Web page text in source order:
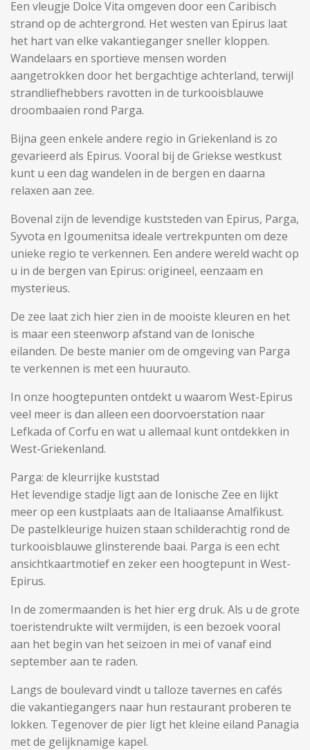
Een vleugje Dolce Vita omgeven door een Caribisch
strand op de achtergrond. Het westen van Epirus laat
het hart van elke vakantieganger sneller kloppen.
Wandelaars en sportieve mensen worden
aangetrokken door het bergachtige achterland, terwijl
strandliefhebbers ravotten in de turkooisblauwe
droombaaien rond Parga.
Bijna geen enkele andere regio in Griekenland is zo
gevarieerd als Epirus. Vooral bij de Griekse westkust
kunt u een dag wandelen in de bergen en daarna
relaxen aan zee.
Bovenal zijn de levendige kuststeden van Epirus, Parga,
Syvota en Igoumenitsa ideale vertrekpunten om deze
unieke regio te verkennen. Een andere wereld wacht op
u in de bergen van Epirus: origineel, eenzaam en
mysterieus.
De zee laat zich hier zien in de mooiste kleuren en het
is maar een steenworp afstand van de Ionische
eilanden. De beste manier om de omgeving van Parga
te verkennen is met een huurauto.
In onze hoogtepunten ontdekt u waarom West-Epirus
veel meer is dan alleen een doorvoerstation naar
Lefkada of Corfu en wat u allemaal kunt ontdekken in
West-Griekenland.
Parga: de kleurrijke kuststad
Het levendige stadje ligt aan de Ionische Zee en lijkt
meer op een kustplaats aan de Italiaanse Amalfikust.
De pastelkleurige huizen staan ​​schilderachtig rond de
turkooisblauwe glinsterende baai. Parga is een echt
ansichtkaartmotief en zeker een hoogtepunt in West-
Epirus.
In de zomermaanden is het hier erg druk. Als u de grote
toeristendrukte wilt vermijden, is een bezoek vooral
aan het begin van het seizoen in mei of vanaf eind
september aan te raden.
Langs de boulevard vindt u talloze tavernes en cafés
die vakantiegangers naar hun restaurant proberen te
lokken. Tegenover de pier ligt het kleine eiland Panagia
met de gelijknamige kapel.